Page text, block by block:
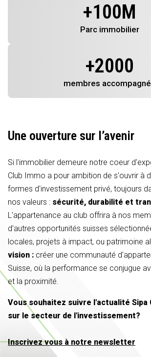
+100M
Parc immobilier
+2000
membres
Une ouverture sur l’avenir
Si l'immobilier demeure notre coeur
Club Immo a pour ambition de s'ouvrir à
formes d'investissement privé, toujours
nos valeurs : sécurité, durabilité et
L'appartenance au club offrira à nos
d'autres opportunités suisses
locales, projets à impact, ou patrimoine
vision : créer une communauté
Suisse, où la performance se conjugue
et la proximité.
Vous souhaitez suivre l'actualité Sipa
sur le secteur de l'investissement?
Inscrivez vous à notre newsletter